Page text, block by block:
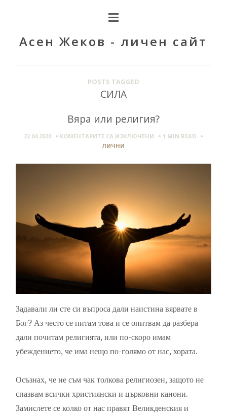
Асен Жеков - личен сайт
POSTS TAGGED
СИЛА
Вяра или религия?
22.04.2020 КОМЕНТАРИТЕ СА ИЗКЛЮЧЕНИЗА
РЕЛИГИЯ?
1 MIN READ
ЛИЧНИ
Задавали ли сте си въпроса дали наистина вярвате в
Бог? Аз често се питам това и се опитвам да разбера
дали почитам религията, или по-скоро имам
убеждението, че има нещо по-голямо от нас, хората.
Осъзнах, че не съм чак толкова религиозен, защото не
спазвам всички християнски и църковни канони.
Замислете се колко от нас правят Великденския и